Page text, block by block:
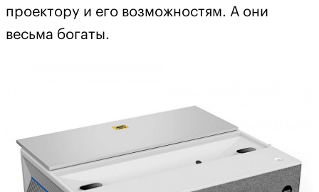
проектору и его возможностям. А они
весьма богаты.